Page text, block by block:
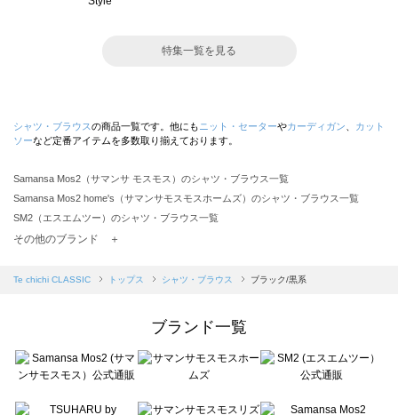
特集一覧を見る
シャツ・ブラウスの商品一覧です。他にも ニット・セーターやカーディガン
カット
ソーなど定番アイテムを多数取り揃えております。
Samansa Mos2（サマンサ モスモス）のシャツ・ブラウス一覧
Samansa Mos2 home's（サマンサモスモスホームズ）のシャツ・ブラウス一覧
SM2（エスエムツー）のシャツ・ブラウス一覧
Samansa Mos2 blue（サマンサモスモス ブルー）のシャツ・ブラウス一覧
sō4ū（ソウフォーユー）のシャツ・ブラウス一覧
Te chichi（テチチ）のシャツ・ブラウス一覧
Te chichi CLASSIC（テチチ クラシック）のシャツ・ブラウス一覧
Lugnoncure（ルノンキュール）のシャツ・ブラウス一覧
その他のブランド ＋
Te chichi CLASSIC トップス シャツ・ブラウス ブラック/黒系
ブランド一覧